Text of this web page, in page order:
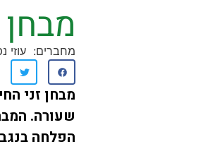
מבחן
מחברים: עוזי
שעורה.
הפלחה